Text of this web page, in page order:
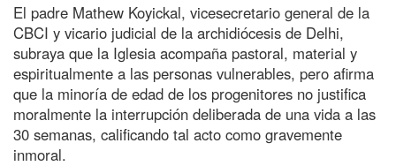
El padre Mathew Koyickal, vicesecretario general de la
CBCI y vicario judicial de la archidiócesis de Delhi,
subraya que la Iglesia acompaña pastoral, material y
espiritualmente a las personas vulnerables, pero afirma
que la minoría de edad de los progenitores no justifica
moralmente la interrupción deliberada de una vida a las
30 semanas, calificando tal acto como gravemente
inmoral.